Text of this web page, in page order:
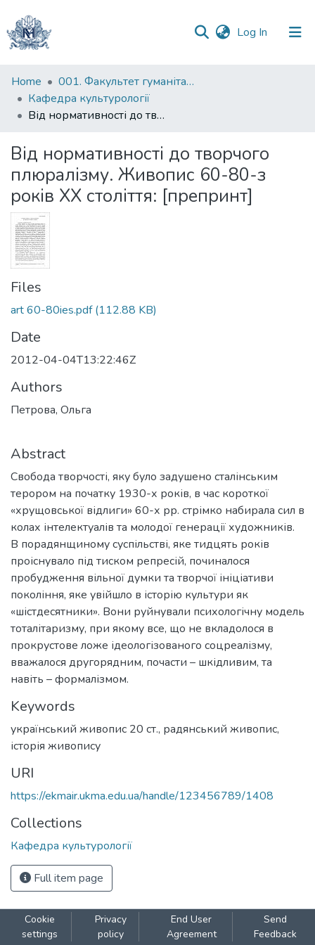
Log In (current)
Communities
&
Collections
Statistics
Home
001. Факультет гуманітарних наук
Кафедра культурології
Від нормативності до творчого плюралізму. Живопис 60-80-з років ХХ століття: [препринт]
Від нормативності до творчого
плюралізму. Живопис 60-80-з
років ХХ століття: [препринт]
Files
art 60-80ies.pdf(112.88 KB)
Date
2012-04-04T13:22:46Z
Authors
Петрова, Ольга
Abstract
Свободa творчості, яку було задушено сталінським
терором на початку 1930-х років, в час короткої
«хрущовської відлиги» 60-х рр. cтрімко набирала сил в
колах інтелектуалів та молодої генерації художників.
В порадянщиному суспільстві, яке тидцять років
проіснувало під тиском репресій, починалося
пробудження вільної думки та творчої ініціативи
покоління, яке увійшло в історію культури як
«шістдесятники». Вони руйнували психологічну модель
тоталітаризму, при якому все, що не вкладолося в
прокрустове ложе ідеологізованого соцреалізму,
вважалося другорядним, почасти – шкідливим, та
навіть – формалізмом.
Keywords
український живопис 20 ст., радянський живопис,
історія живопису
URI
https://ekmair.ukma.edu.ua/handle/123456789/1408
Collections
Кафедра культурології
Full item page
Cookie
settings
Privacy
policy
End User
Agreement
Send
Feedback